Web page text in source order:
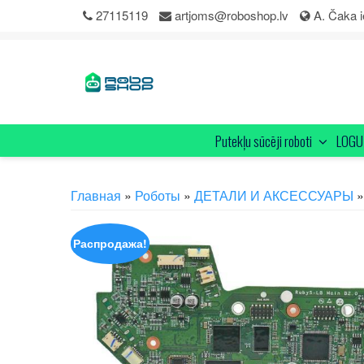
27115119 artjoms@roboshop.lv A. Čaka
Putekļu sūcēji roboti
Главная » Роботы » ДЕТАЛИ И АКСЕССУАРЫ
Распродажа!